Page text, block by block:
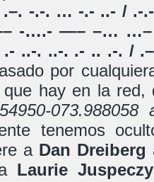
.–. -.-. … -.- ..- /
-….- —– –…
..-. ..-. .- .. .-. /
por
hay en la red,
tenemos
a Dan Dreiberg
Laurie